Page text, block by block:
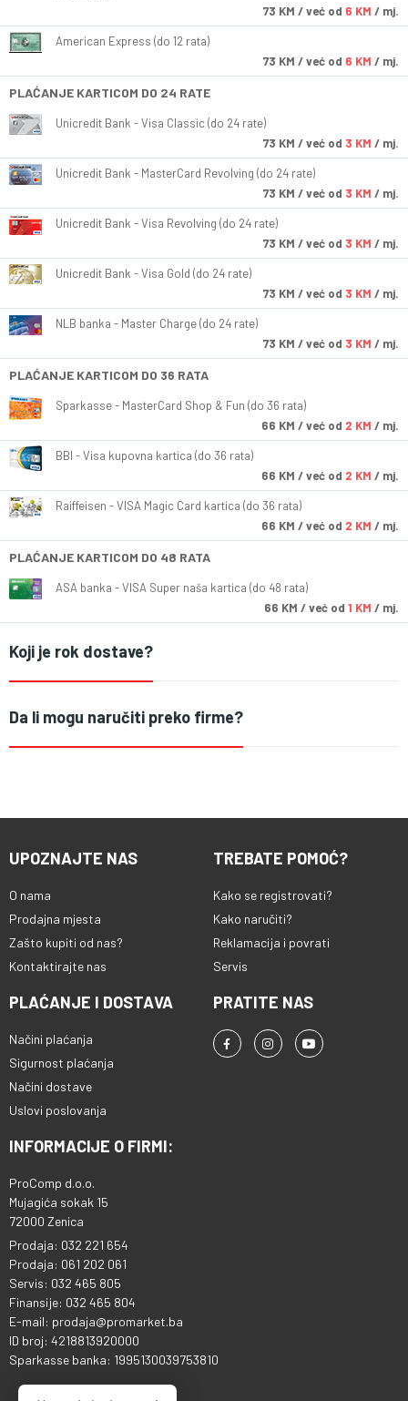
73 KM / već od 6 KM / mj.
American Express (do 12 rata)
73 KM / već od 6 KM / mj.
PLAĆANJE KARTICOM DO 24 RATE
Unicredit Bank - Visa Classic (do 24 rate)
73 KM / već od 3 KM / mj.
Unicredit Bank - MasterCard Revolving (do 24 rate)
73 KM / već od 3 KM / mj.
Unicredit Bank - Visa Revolving (do 24 rate)
73 KM / već od 3 KM / mj.
Unicredit Bank - Visa Gold (do 24 rate)
73 KM / već od 3 KM / mj.
NLB banka - Master Charge (do 24 rate)
73 KM / već od 3 KM / mj.
PLAĆANJE KARTICOM DO 36 RATA
Sparkasse - MasterCard Shop & Fun (do 36 rata)
66 KM / već od 2 KM / mj.
BBI - Visa kupovna kartica (do 36 rata)
66 KM / već od 2 KM / mj.
Raiffeisen - VISA Magic Card kartica (do 36 rata)
66 KM / već od 2 KM / mj.
PLAĆANJE KARTICOM DO 48 RATA
ASA banka - VISA Super naša kartica (do 48 rata)
66 KM / već od 1 KM / mj.
Koji je rok dostave?
Da li mogu naručiti preko firme?
UPOZNAJTE NAS
O nama
Prodajna mjesta
Zašto kupiti od nas?
Kontaktirajte nas
TREBATE POMOĆ?
Kako se registrovati?
Kako naručiti?
Reklamacija i povrati
Servis
PLAĆANJE I DOSTAVA
Načini plaćanja
Sigurnost plaćanja
Načini dostave
Uslovi poslovanja
PRATITE NAS
INFORMACIJE O FIRMI:
ProComp d.o.o.
Mujagića sokak 15
72000 Zenica
Prodaja: 032 221 654
Prodaja: 061 202 061
Servis: 032 465 805
Finansije: 032 465 804
E-mail: prodaja@promarket.ba
ID broj: 4218813920000
Sparkasse banka: 1995130039753810